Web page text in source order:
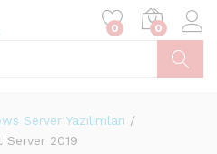
0 0
Server Yazılımları /
Server 2019